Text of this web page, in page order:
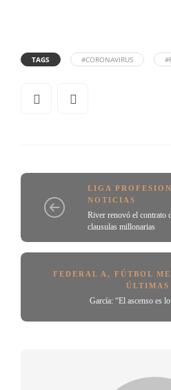
TAGS #CORONAVIRUS
LIGA
NOTICIAS
River renovó el contrato
clausulas millonarias
FEDERAL A , FÚTBOL
García: “El ascenso es